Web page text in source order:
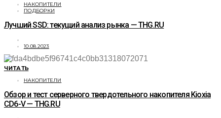
НАКОПИТЕЛИ
ПОДБОРКИ
Лучший SSD: текущий анализ рынка — THG.RU
10.08.2023
ЧИТАТЬ
НАКОПИТЕЛИ
Обзор и тест серверного твердотельного накопителя Kioxia
CD6-V — THG.RU